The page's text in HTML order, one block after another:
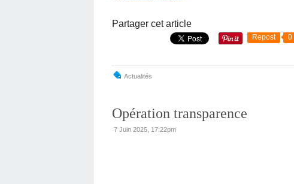
Partager cet article
Repost 0
Actualités
Opération transparence
7 Juin 2025, 17:22pm